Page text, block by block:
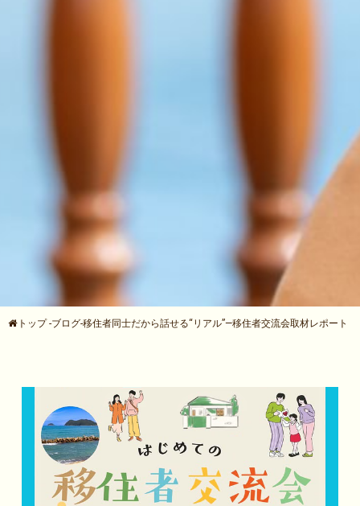
トップ -ブログ-移住者同士だから話せる“リアル”―移住者交流会取材レポート